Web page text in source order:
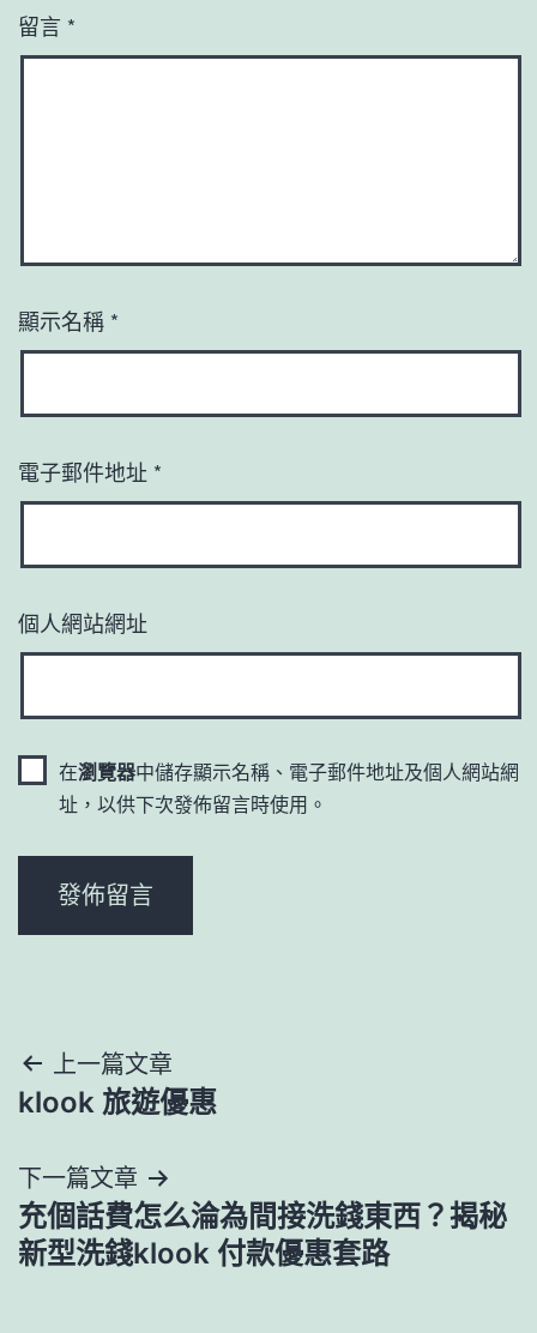
留言 *
顯示名稱 *
電子郵件地址 *
個人網站網址
在瀏覽器中儲存顯示名稱、電子郵件地址及個人網站網
址，以供下次發佈留言時使用。
文
章
導
覽
上一篇文章
klook 旅遊優惠
下一篇文章
充個話費怎么淪為間接洗錢東西？揭秘
新型洗錢klook 付款優惠套路